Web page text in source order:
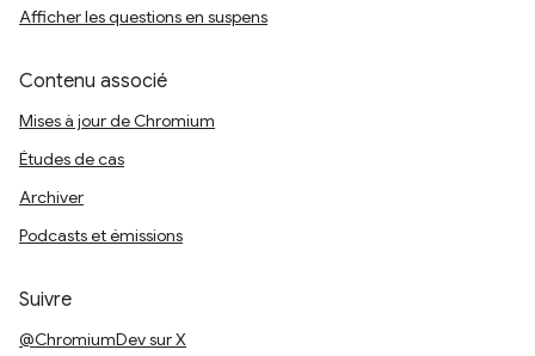
Afficher les questions en suspens
Contenu associé
Mises à jour de Chromium
Études de cas
Archiver
Podcasts et émissions
Suivre
@ChromiumDev sur X